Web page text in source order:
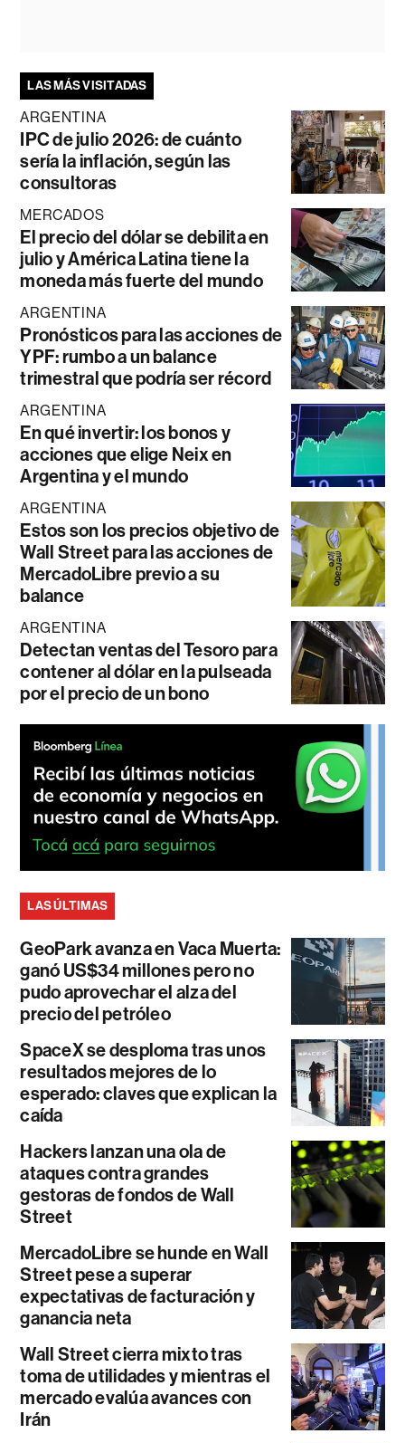
LAS MÁS VISITADAS
ARGENTINA
IPC de julio 2026: de cuánto
sería la inflación, según las
consultoras
MERCADOS
El precio del dólar se debilita en
julio y América Latina tiene la
moneda más fuerte del mundo
ARGENTINA
Pronósticos para las acciones de
YPF: rumbo a un balance
trimestral que podría ser récord
ARGENTINA
En qué invertir: los bonos y
acciones que elige Neix en
Argentina y el mundo
ARGENTINA
Estos son los precios objetivo de
Wall Street para las acciones de
MercadoLibre previo a su
balance
ARGENTINA
Detectan ventas del Tesoro para
contener al dólar en la pulseada
por el precio de un bono
LAS ÚLTIMAS
GeoPark avanza en Vaca Muerta:
ganó US$34 millones pero no
pudo aprovechar el alza del
precio del petróleo
SpaceX se desploma tras unos
resultados mejores de lo
esperado: claves que explican la
caída
Hackers lanzan una ola de
ataques contra grandes
gestoras de fondos de Wall
Street
MercadoLibre se hunde en Wall
Street pese a superar
expectativas de facturación y
ganancia neta
Wall Street cierra mixto tras
toma de utilidades y mientras el
mercado evalúa avances con
Irán